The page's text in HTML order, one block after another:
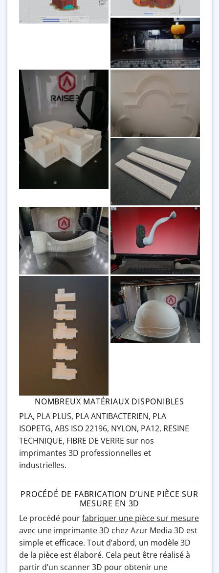
NOMBREUX MATÉRIAUX DISPONIBLES
PLA, PLA PLUS, PLA ANTIBACTERIEN, PLA
ISOPETG, ABS ISO22196, NYLON, PA12, RESINE
TECHNIQUE, FIBRE DE VERRE sur nos
imprimantes 3D professionnelles et
industrielles.
PROCÉDÉ DE FABRICATION D’UNE PIÈCE SUR
MESURE EN 3D
Le procédé pourfabriquer une pièce sur mesure
avec une imprimante 3D chez Azur Media 3D est
simple et efficace. Tout d’abord, un modèle 3D
de la pièce est élaboré. Cela peut être réalisé à
partir d’un scanner 3D pour obtenir une